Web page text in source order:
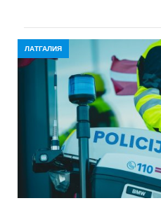
ЛАТГАЛИЯ